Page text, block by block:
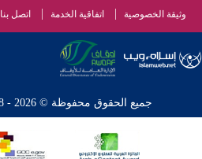
وثيقة الخصوصية اتفاقية الخدمة اتصل بنا
جميع الحقوق محفوظة © 2026 - 1998 لشبكة إسلام ويب